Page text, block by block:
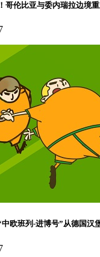
哥伦比亚与委内瑞拉边境
欧班列-进博号”从德国汉